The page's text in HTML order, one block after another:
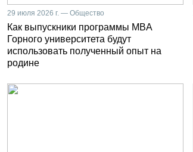
29 июля 2026 г. — Общество
Как выпускники программы MBA
Горного университета будут
использовать полученный опыт на
родине